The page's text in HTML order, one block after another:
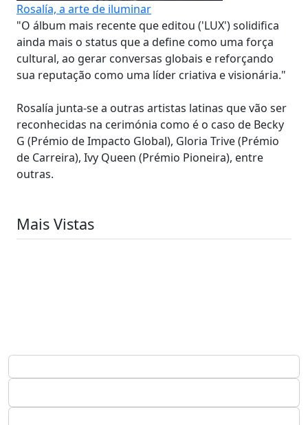
Rosalía, a arte de iluminar
"O álbum mais recente que editou ('LUX') solidifica
ainda mais o status que a define como uma força
cultural, ao gerar conversas globais e reforçando
sua reputação como uma líder criativa e visionária."
Rosalía junta-se a outras artistas latinas que vão ser
reconhecidas na cerimónia como é o caso de Becky
G (Prémio de Impacto Global), Gloria Trive (Prémio
de Carreira), Ivy Queen (Prémio Pioneira), entre
outras.
Mais Vistas